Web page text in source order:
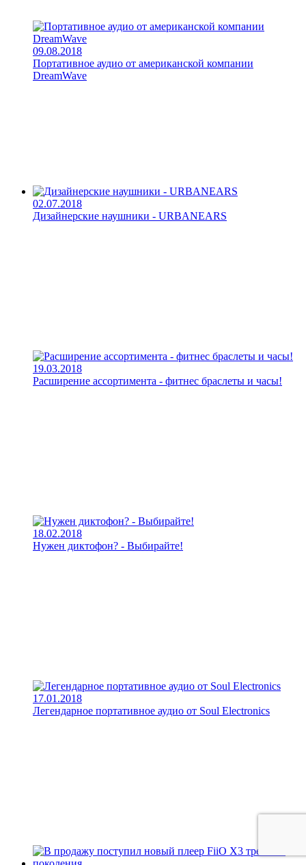
09.08.2018
Портативное аудио от американской компании
DreamWave
02.07.2018
Дизайнерские наушники - URBANEARS
19.03.2018
Расширение ассортимента - фитнес браслеты и часы!
18.02.2018
Нужен диктофон? - Выбирайте!
17.01.2018
Легендарное портативное аудио от Soul Electronics